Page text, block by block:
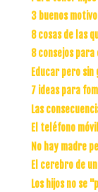
3 buenos
8 cosas de las
8 consejos
Educar pero
7 ideas para
Las
El teléfono
No hay madre
El cerebro de
Los hijos no se